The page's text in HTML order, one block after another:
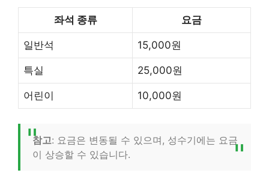
좌석 종류 요금
일반석 15,000원
특실 25,000원
어린이 10,000원
참고: 요금은 변동될 수 있으며, 성수기에는 요금
이 상승할 수 있습니다.